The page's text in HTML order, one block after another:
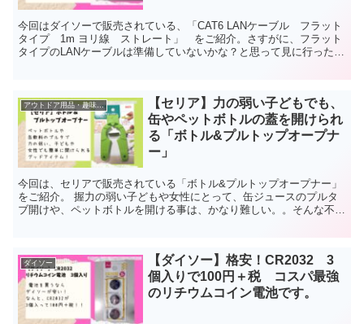
今回はダイソーで販売されている、「CAT6 LANケーブル フラット
タイプ 1m ヨリ線 ストレート」 をご紹介。さすがに、フラット
タイプのLANケーブルは準備していないかな？と思って見に行った
アウトドア用品・趣味・おもちゃ・防災グッズ
【セリア】力の弱い子どもでも、
缶やペットボトルの蓋を開けられ
る「ボトル&プルトップオープナ
ー」
今回は、セリアで販売されている「ボトル&プルトップオープナー」
をご紹介。 握力の弱い子どもや女性にとって、缶ジュースのプルタ
ブ開けや、ペットボトルを開ける事は、かなり難しい。。そんな不満
ダイソー
【ダイソー】格安！CR2032 3
個入りで100円＋税 コスパ最強
のリチウムコイン電池です。